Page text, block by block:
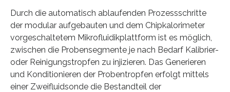
Durch die automatisch ablaufenden Prozessschritte
der modular aufgebauten und dem Chipkalorimeter
vorgeschaltetem Mikrofluidikplattform ist es möglich,
zwischen die Probensegmente je nach Bedarf Kalibrier-
oder Reinigungstropfen zu injizieren. Das Generieren
und Konditionieren der Probentropfen erfolgt mittels
einer Zweifluidsonde die Bestandteil der